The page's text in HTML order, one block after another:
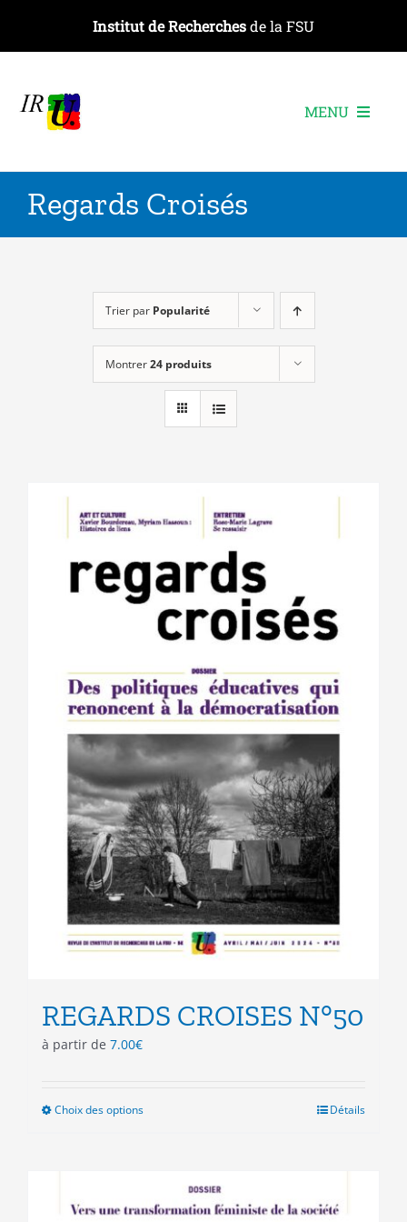
contenu
Institut de Recherchesde la FSU
MENU
Les recherches
Les événements
Regards Croisés
Trier par Popularité
Montrer24 produits
REGARDS CROISES N°50
à partir de 7.00€
Choix des optionsCe
variations.
Les
Détails